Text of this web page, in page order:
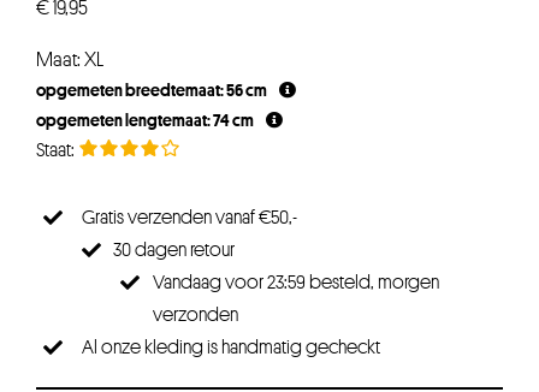
€19,95
Maat: XL
opgemeten breedtemaat: 56 cm
opgemeten lengtemaat: 74 cm
Gratis verzenden vanaf €50,-
30 dagen retour
Vandaag voor 23:59 besteld, morgen
verzonden
Al onze kleding is handmatig gecheckt